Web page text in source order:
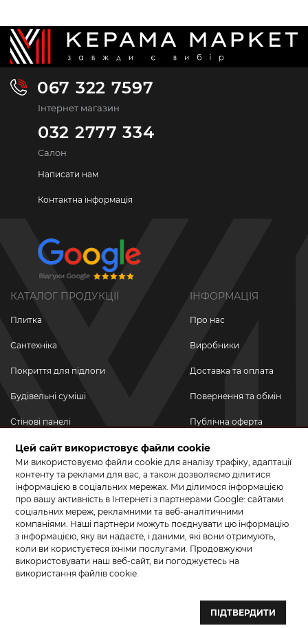
067 322 7597
Інтернет магазин
032 2777 334
Салон
Написати нам
Контактна інформація
КАТАЛОГ ПРОДУКЦІЇ
Плитка
Сантехніка
Покриття для підлоги
Будівельні суміші
Стінові панелі
Новинки
Акційні товари
Акції/Знижки
ІНФОРМАЦІЯ
Про нас
Виробники
Доставка та оплата
Повернення та обмін
Публічна оферта
Політика
конфіденційності
ПРИЄДНУЙТЕСЬ ДО НАС У СОЦМЕРЕЖАХ
Створення сайту та розробка сайтів — веб–студія ”Бренд–A“
Цей сайт використовує файли cookie
Ми використовуємо файли cookie для аналізу трафіку, адаптації
контенту та реклами для вас, а також дозволяємо ділитися
інформацією в соціальних мережах. Ми ділимося інформацією
про вашу активність в Інтернеті з партнерами Google: сайтами
соціальних мереж, рекламними та веб-аналітичними
компаніями. Наші партнери можуть поєднувати цю інформацію
з інформацією, яку ви надаєте, і даними, які вони отримують,
коли ви користуєтеся їхніми послугами. Продовжуючи
використовувати наш веб-сайт, ви погоджуєтесь на
використання файлів cookie.
ПІДТВЕРДИТИ